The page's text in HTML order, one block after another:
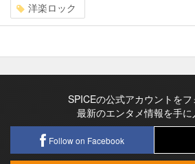
洋楽ロック
SPICEの公式アカウントを
最新のエンタメ情報を手に
Follow on Facebook